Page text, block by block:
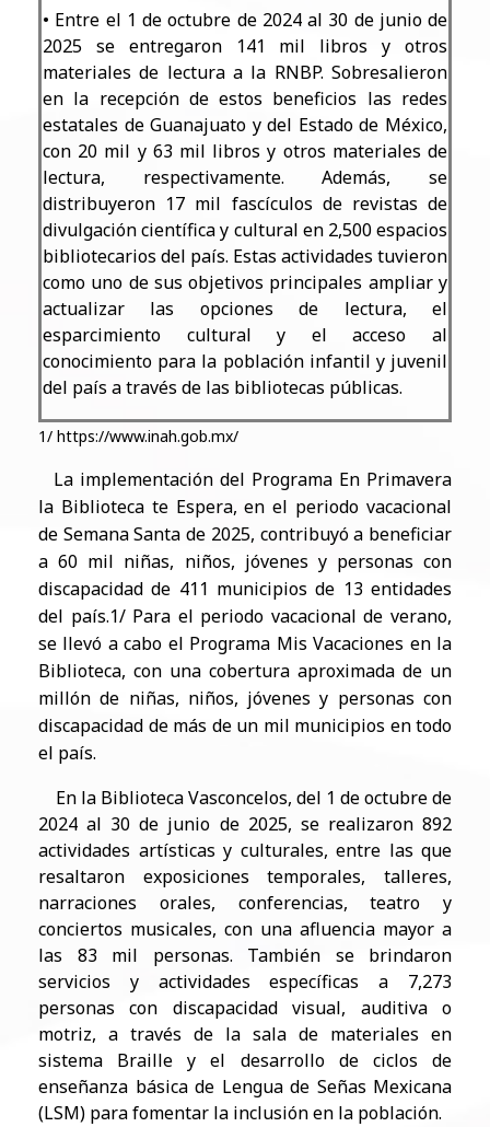
• Entre el 1 de octubre de 2024 al 30 de junio de
2025 se entregaron 141 mil libros y otros
materiales de lectura a la RNBP. Sobresalieron
en la recepción de estos beneficios las redes
estatales de Guanajuato y del Estado de México,
con 20 mil y 63 mil libros y otros materiales de
lectura, respectivamente. Además, se
distribuyeron 17 mil fascículos de revistas de
divulgación científica y cultural en 2,500 espacios
bibliotecarios del país. Estas actividades tuvieron
como uno de sus objetivos principales ampliar y
actualizar las opciones de lectura, el
esparcimiento cultural y el acceso al
conocimiento para la población infantil y juvenil
del país a través de las bibliotecas públicas.
1/ https://www.inah.gob.mx/
La implementación del Programa En Primavera
la Biblioteca te Espera, en el periodo vacacional
de Semana Santa de 2025, contribuyó a beneficiar
a 60 mil niñas, niños, jóvenes y personas con
discapacidad de 411 municipios de 13 entidades
del país.1/ Para el periodo vacacional de verano,
se llevó a cabo el Programa Mis Vacaciones en la
Biblioteca, con una cobertura aproximada de un
millón de niñas, niños, jóvenes y personas con
discapacidad de más de un mil municipios en todo
el país.
En la Biblioteca Vasconcelos, del 1 de octubre de
2024 al 30 de junio de 2025, se realizaron 892
actividades artísticas y culturales, entre las que
resaltaron exposiciones temporales, talleres,
narraciones orales, conferencias, teatro y
conciertos musicales, con una afluencia mayor a
las 83 mil personas. También se brindaron
servicios y actividades específicas a 7,273
personas con discapacidad visual, auditiva o
motriz, a través de la sala de materiales en
sistema Braille y el desarrollo de ciclos de
enseñanza básica de Lengua de Señas Mexicana
(LSM) para fomentar la inclusión en la población.